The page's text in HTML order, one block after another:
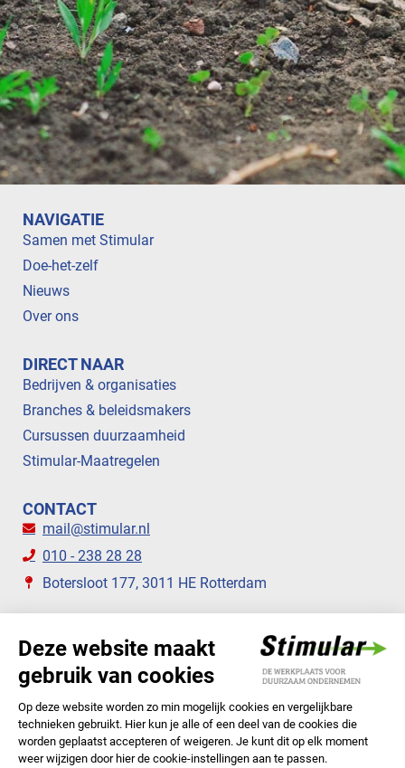
NAVIGATIE
Samen met Stimular
Doe-het-zelf
Nieuws
Over ons
DIRECT NAAR
Bedrijven & organisaties
Branches & beleidsmakers
Cursussen duurzaamheid
Stimular-Maatregelen
CONTACT
mail@stimular.nl
010 - 238 28 28
Botersloot 177, 3011 HE Rotterdam
STIMULAR NIEUWSBRIEVEN
ABONNEER NU